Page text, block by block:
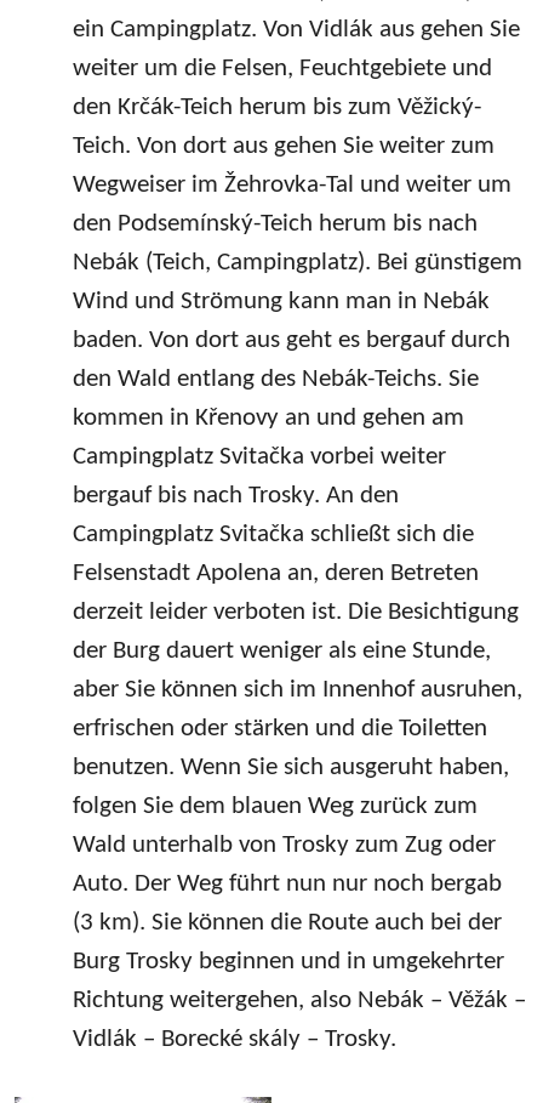
ein Campingplatz. Von Vidlák aus gehen Sie
weiter um die Felsen, Feuchtgebiete und
den Krčák-Teich herum bis zum Věžický-
Teich. Von dort aus gehen Sie weiter zum
Wegweiser im Žehrovka-Tal und weiter um
den Podsemínský-Teich herum bis nach
Nebák (Teich, Campingplatz). Bei günstigem
Wind und Strömung kann man in Nebák
baden. Von dort aus geht es bergauf durch
den Wald entlang des Nebák-Teichs. Sie
kommen in Křenovy an und gehen am
Campingplatz Svitačka vorbei weiter
bergauf bis nach Trosky. An den
Campingplatz Svitačka schließt sich die
Felsenstadt Apolena an, deren Betreten
derzeit leider verboten ist. Die Besichtigung
der Burg dauert weniger als eine Stunde,
aber Sie können sich im Innenhof ausruhen,
erfrischen oder stärken und die Toiletten
benutzen. Wenn Sie sich ausgeruht haben,
folgen Sie dem blauen Weg zurück zum
Wald unterhalb von Trosky zum Zug oder
Auto. Der Weg führt nun nur noch bergab
(3 km). Sie können die Route auch bei der
Burg Trosky beginnen und in umgekehrter
Richtung weitergehen, also Nebák – Věžák –
Vidlák – Borecké skály – Trosky.